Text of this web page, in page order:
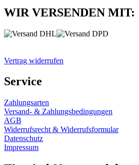
WIR VERSENDEN MIT:
Vertrag widerrufen
Service
Zahlungsarten
Versand- & Zahlungsbedingungen
AGB
Widerrufsrecht & Widerrufsformular
Datenschutz
Impressum